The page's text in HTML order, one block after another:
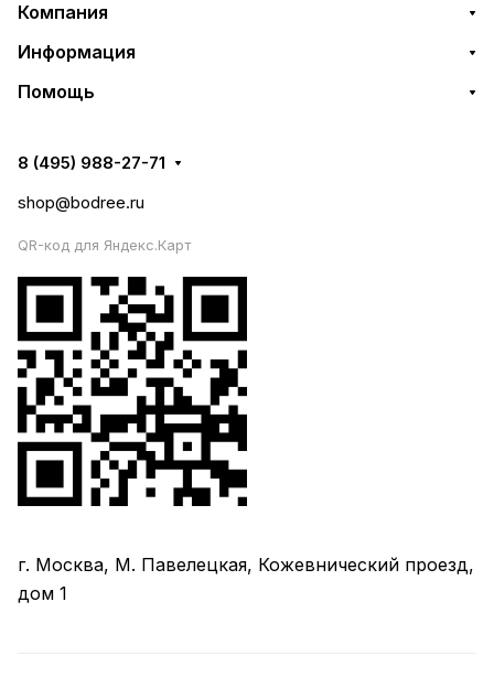
Компания
Информация
Помощь
8 (495) 988-27-71
shop@bodree.ru
QR-код для Яндекс.Карт
г. Москва, М. Павелецкая, Кожевнический проезд,
дом 1